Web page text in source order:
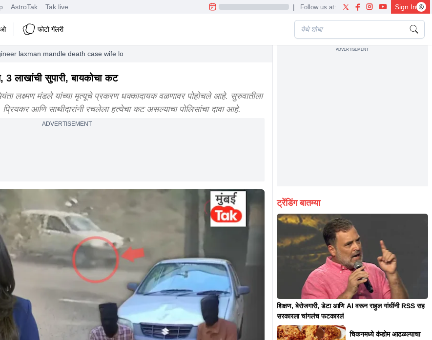
AstroTak Tak.live | Follow us at: Sign In
फोटो गॅलरी
laxman mandle death case wife lover alleged murder conspiracy revealed marathi news
3 लाखांची सुपारी, बायकोचा कट
लक्ष्मण मंडले यांच्या मृत्यूचे प्रकरण धक्कादायक वळणावर पोहोचले आहे. सुरुवातीला
आणि साथीदारांनी रचलेला हत्येचा कट असल्याचा पोलिसांचा दावा आहे.
ADVERTISEMENT
ADVERTISEMENT
ट्रेंडिंग बातम्या
शिक्षण, बेरोजगारी, डेटा आणि AI वरून राहुल गांधींनी RSS सह
सरकारला चांगलंच फटकारलं
चिकनमध्ये कंडोम आढळल्याचा